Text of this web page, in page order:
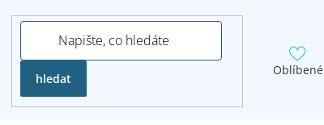
hledat
Oblíbené